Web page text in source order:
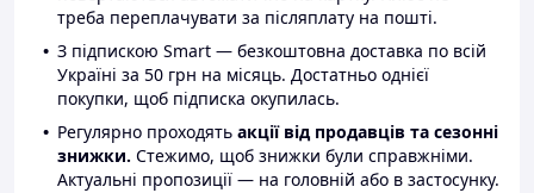
треба переплачувати за післяплату на пошті.
З підпискою Smart — безкоштовна доставка по всій
Україні за 50 грн на місяць. Достатньо однієї
покупки, щоб підписка окупилась.
Регулярно проходять акції від продавців та сезонні
знижки. Стежимо, щоб знижки були справжніми.
Актуальні пропозиції — на головній або в застосунку.